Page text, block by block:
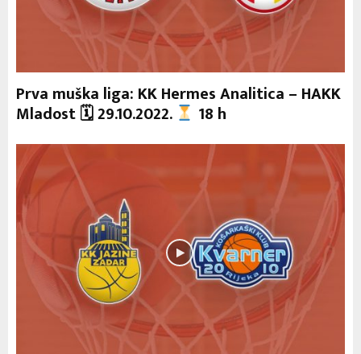
Prva muška liga: KK Hermes Analitica – HAKK
Mladost 🗓 29.10.2022. 18 h